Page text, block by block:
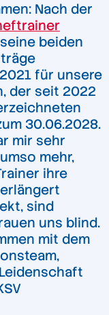
Nach der
beiden
für unsere
der seit 2022
30.06.2028.
mir sehr
mehr,
ihre
sind
uns blind.
mit dem